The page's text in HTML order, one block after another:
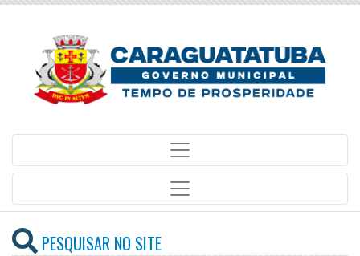
PESQUISAR NO SITE